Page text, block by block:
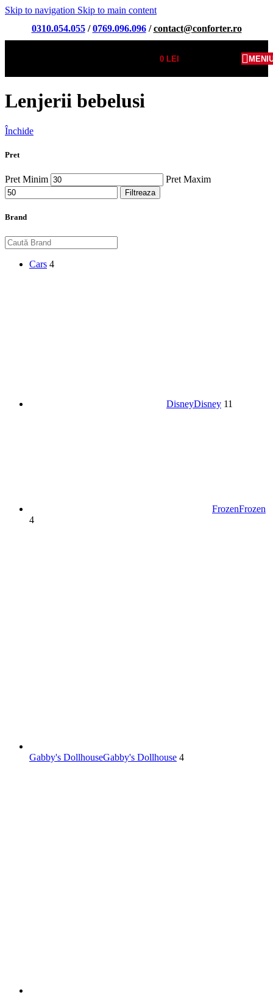
Skip to navigation Skip to main content
0310.054.055/0769.096.096/contact@conforter.ro
0LEI
Lenjerii bebelusi
Închide
Pret
Pret Minim Pret Maxim
Filtreaza
Brand
Cars 4
DisneyDisney 11
FrozenFrozen
4
Gabby's DollhouseGabby's Dollhouse 4